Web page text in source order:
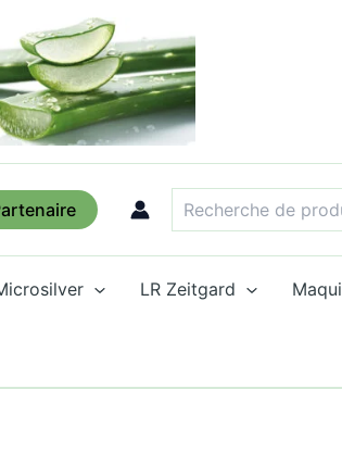
LR Zeitgard
de
Lotion
Solaire
Anti-
Âge
IP
50
Vera
Hydratante